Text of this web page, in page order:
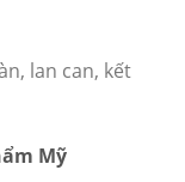
lan can, kết
Mỹ